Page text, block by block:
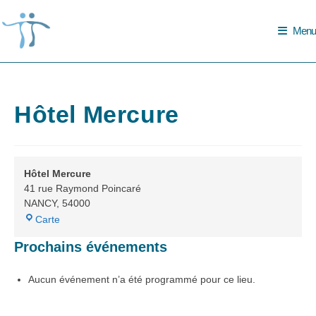
to
content
Menu
Hôtel Mercure
Hôtel Mercure
41 rue Raymond Poincaré
NANCY, 54000
Carte
Prochains événements
Aucun événement n’a été programmé pour ce lieu.